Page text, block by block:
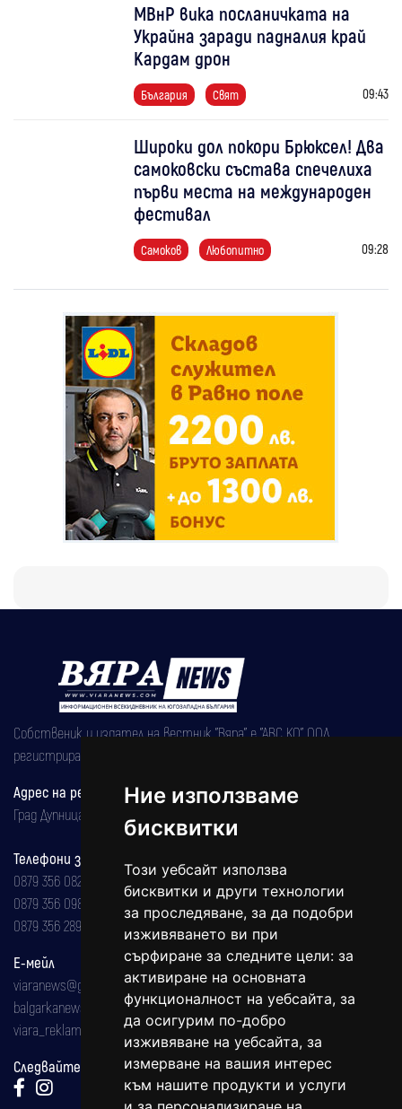
Ние използваме
бисквитки
Този уебсайт използва
бисквитки и други технологии
за проследяване, за да подобри
изживяването ви при
сърфиране за следните цели: за
активиране на основната
функционалност на уебсайта, за
да осигурим по-добро
изживяване на уебсайта, за
измерване на вашия интерес
към нашите продукти и услуги
МВнР вика посланичката на
Украйна заради падналия край
Кардам дрон
България Свят 09:43
Широки дол покори Брюксел! Два
самоковски състава спечелиха
първи места на международен
фестивал
Самоков Любопитно 09:28
Собственик и издател на вестник "Вяра" е "АВС КО" ООД,
регистрирана на 08.05.2002 година.
Адрес на редакцията
Град Дупница, ул.''Христо Ботев" 43
Телефони за реклама и абонаменти
0879 356 082
0879 356 098
0879 356 289
Е-мейл
viaranews@gmail.com
balgarkanews@gmail.com
viara_reklama@mail.bg
Следвайте ни: